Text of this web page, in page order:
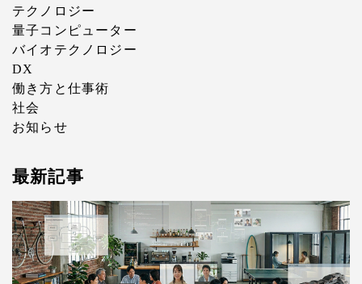
テクノロジー
量子コンピューター
バイオテクノロジー
DX
働き方と仕事術
社会
お知らせ
最新記事